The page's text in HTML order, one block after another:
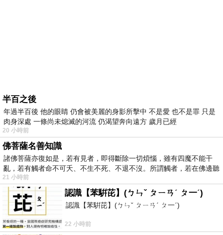
半百之後
年過半百後 他的眼睛 仍會被美麗的身影所擊中 不是愛 也不是罪 只是
肉身深處 一條尚未熄滅的河流 仍渴望奔向遠方 歲月已經
20 小時前
佛菩薩名善知識
諸佛菩薩亦復如是，若有見者，即得斷除一切煩惱，雖有四魔不能干
亂，若有觸者命不可夭、不生不死、不退不沒。所謂觸者，若在佛邊聽
受
21 小時前
認識【苯騈芘】(ㄅㄣˇ ㄆㄧㄢˊ ㄆ一ˊ)
認識【苯騈芘】(ㄅㄣˇ ㄆㄧㄢˊ ㄆ一ˊ)
22 小時前